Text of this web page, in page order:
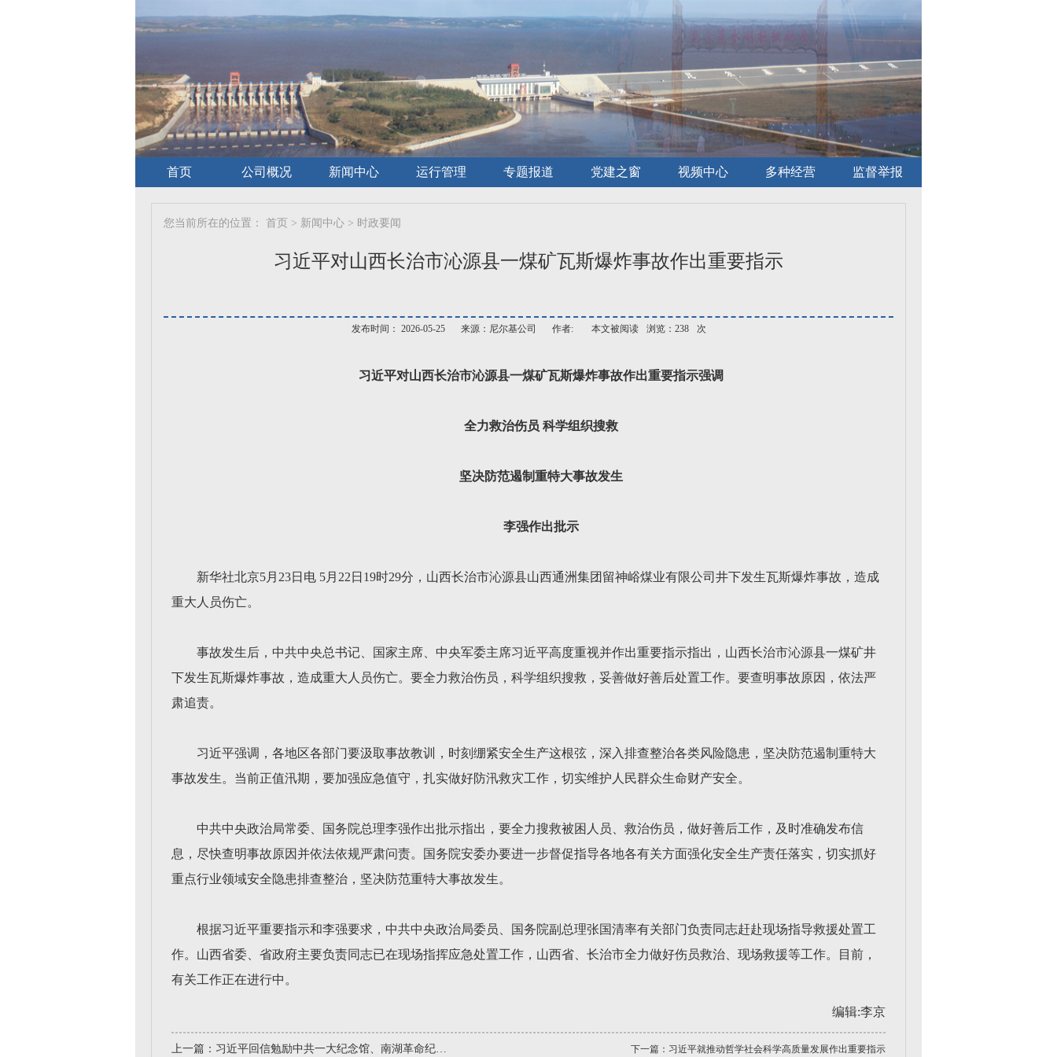
首页 公司概况 新闻中心 运行管理 专题报道 党建之窗 视频中心 多种经营 监督举报
您当前所在的位置： 首页 > 新闻中心 > 时政要闻
习近平对山西长治市沁源县一煤矿瓦斯爆炸事故作出重要指示
发布时间： 2026-05-25 来源：尼尔基公司 作者: 本文被阅读 浏览：238 次
习近平对山西长治市沁源县一煤矿瓦斯爆炸事故作出重要指示强调
全力救治伤员 科学组织搜救
坚决防范遏制重特大事故发生
李强作出批示
新华社北京5月23日电 5月22日19时29分，山西长治市沁源县山西通洲集团留神峪煤业有限公司井下发生瓦斯爆炸事故，造成
重大人员伤亡。
事故发生后，中共中央总书记、国家主席、中央军委主席习近平高度重视并作出重要指示指出，山西长治市沁源县一煤矿井
下发生瓦斯爆炸事故，造成重大人员伤亡。要全力救治伤员，科学组织搜救，妥善做好善后处置工作。要查明事故原因，依法严
肃追责。
习近平强调，各地区各部门要汲取事故教训，时刻绷紧安全生产这根弦，深入排查整治各类风险隐患，坚决防范遏制重特大
事故发生。当前正值汛期，要加强应急值守，扎实做好防汛救灾工作，切实维护人民群众生命财产安全。
中共中央政治局常委、国务院总理李强作出批示指出，要全力搜救被困人员、救治伤员，做好善后工作，及时准确发布信
息，尽快查明事故原因并依法依规严肃问责。国务院安委办要进一步督促指导各地各有关方面强化安全生产责任落实，切实抓好
重点行业领域安全隐患排查整治，坚决防范重特大事故发生。
根据习近平重要指示和李强要求，中共中央政治局委员、国务院副总理张国清率有关部门负责同志赶赴现场指导救援处置工
作。山西省委、省政府主要负责同志已在现场指挥应急处置工作，山西省、长治市全力做好伤员救治、现场救援等工作。目前，
有关工作正在进行中。
编辑:李京
下一篇： 习近平就推动哲学社会科学高质量发展作出重要指示
上一篇： 习近平回信勉励中共一大纪念馆、南湖革命纪念馆少先队红领巾讲解员：传承红色基因增长知识本领 在新征程上跑好历史接力赛 祝全国小朋友们"六一"国际儿童节快乐